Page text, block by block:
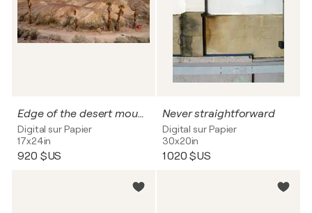
Edge of the desert mountains
Digital sur Papier
17x24in
920 $US
Never straightforward
Digital sur Papier
30x20in
1 020 $US